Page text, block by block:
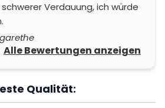
Verdauung, ich würde
Alle Bewertungen anzeigen
Qualität: